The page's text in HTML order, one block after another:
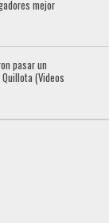
mejor
pasar un
(Videos